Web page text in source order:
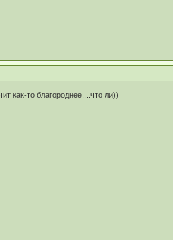
как-то благороднее....что ли))